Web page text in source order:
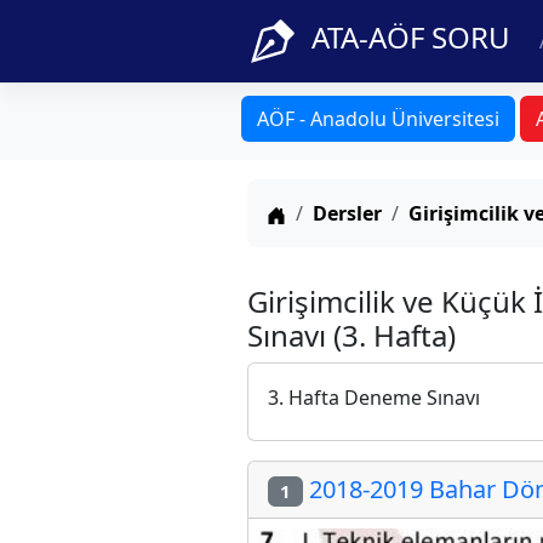
ATA-AÖF SORU
AÖF - Anadolu Üniversitesi
Anasayfa
Dersler Girişimcilik
Girişimcilik ve Küçük
Sınavı (3. Hafta)
3. Hafta Deneme Sınavı
1 2018-2019 Bahar